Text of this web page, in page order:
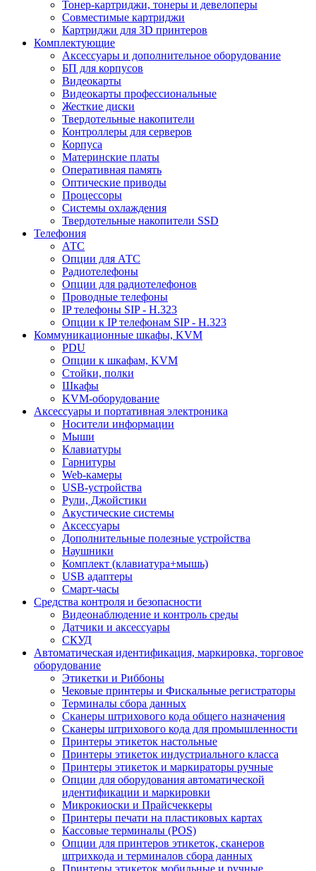
Тонер-картриджи, тонеры и девелоперы
Совместимые картриджи
Картриджи для 3D принтеров
Комплектующие
Аксессуары и дополнительное оборудование
БП для корпусов
Видеокарты
Видеокарты профессиональные
Жесткие диски
Твердотельные накопители
Контроллеры для серверов
Корпуса
Материнские платы
Оперативная память
Оптические приводы
Процессоры
Системы охлаждения
Твердотельные накопители SSD
Телефония
АТС
Опции для АТС
Радиотелефоны
Опции для радиотелефонов
Проводные телефоны
IP телефоны SIP - H.323
Опции к IP телефонам SIP - H.323
Коммуникационные шкафы, KVM
PDU
Опции к шкафам, KVM
Стойки, полки
Шкафы
KVM-оборудование
Аксессуары и портативная электроника
Носители информации
Мыши
Клавиатуры
Гарнитуры
Web-камеры
USB-устройства
Рули, Джойстики
Акустические системы
Аксессуары
Дополнительные полезные устройства
Наушники
Комплект (клавиатура+мышь)
USB адаптеры
Смарт-часы
Средства контроля и безопасности
Видеонаблюдение и контроль среды
Датчики и аксессуары
СКУД
Автоматическая идентификация, маркировка, торговое
оборудование
Этикетки и Риббоны
Чековые принтеры и Фискальные регистраторы
Терминалы сбора данных
Сканеры штрихового кода общего назначения
Сканеры штрихового кода для промышленности
Принтеры этикеток настольные
Принтеры этикеток индустриального класса
Принтеры этикеток и маркираторы ручные
Опции для оборудования автоматической
идентификации и маркировки
Микрокиоски и Прайсчеккеры
Принтеры печати на пластиковых картах
Кассовые терминалы (POS)
Опции для принтеров этикеток, сканеров
штрихкода и терминалов сбора данных